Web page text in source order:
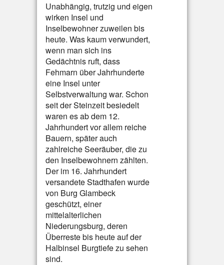
Unabhängig, trutzig und eigen
wirken Insel und
Inselbewohner zuweilen bis
heute. Was kaum verwundert,
wenn man sich ins
Gedächtnis ruft, dass
Fehmarn über Jahrhunderte
eine Insel unter
Selbstverwaltung war. Schon
seit der Steinzeit besiedelt
waren es ab dem 12.
Jahrhundert vor allem reiche
Bauern, später auch
zahlreiche Seeräuber, die zu
den Inselbewohnern zählten.
Der im 16. Jahrhundert
versandete Stadthafen wurde
von Burg Glambeck
geschützt, einer
mittelalterlichen
Niederungsburg, deren
Überreste bis heute auf der
Halbinsel Burgtiefe zu sehen
sind.